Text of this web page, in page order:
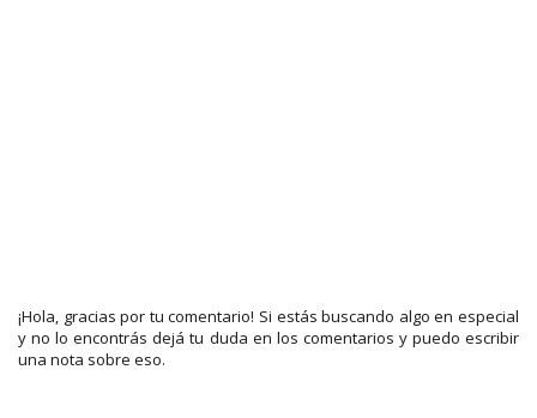
¡Hola, gracias por tu comentario! Si estás buscando algo en especial
y no lo encontrás dejá tu duda en los comentarios y puedo escribir
una nota sobre eso.